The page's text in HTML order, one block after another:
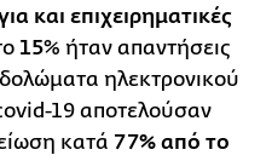
και επιχειρηματικές
15% ήταν απαντήσεις
ηλεκτρονικού
19 αποτελούσαν
κατά 77% από το